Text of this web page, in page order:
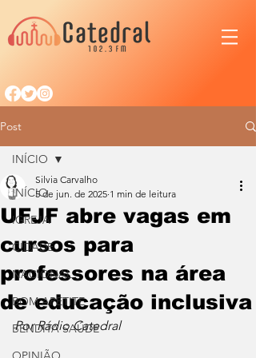
Post
INÍCIO
IGREJA
CIDADE
NACIONAL
BOM APETITE
BENDITA SAÚDE
INÍCIO
UFJF abre vagas em
cursos para
professores na área
de educação inclusiva
Silvia Carvalho
5 de jun. de 2025 1 min de leitura
Por Rádio Catedral